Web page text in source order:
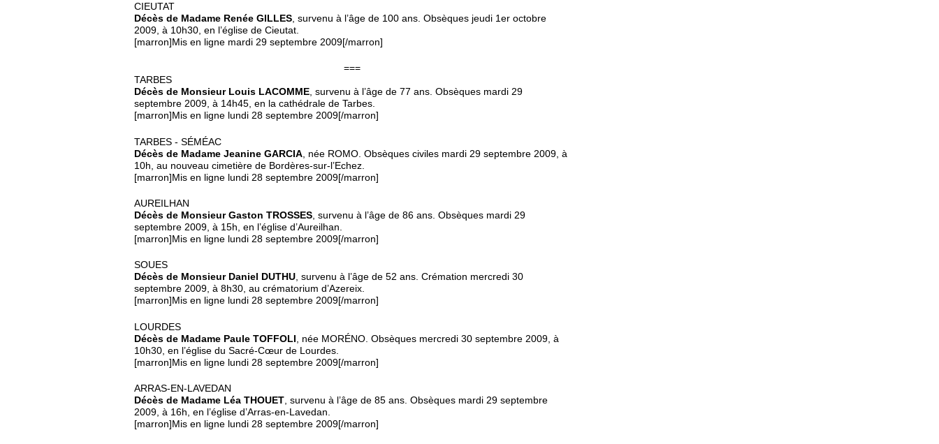
CIEUTAT
Décès de Madame Renée GILLES , survenu à l’âge de 100 ans. Obsèques jeudi 1er octobre
2009, à 10h30, en l’église de Cieutat.
[marron]Mis en ligne mardi 29 septembre 2009[/marron]
===
TARBES
Décès de Monsieur Louis LACOMME, survenu à l’âge de 77 ans. Obsèques mardi 29
septembre 2009, à 14h45, en la cathédrale de Tarbes.
[marron]Mis en ligne lundi 28 septembre 2009[/marron]
TARBES - SÉMÉAC
Décès de Madame Jeanine GARCIA , née ROMO. Obsèques civiles mardi 29 septembre 2009, à
10h, au nouveau cimetière de Bordères-sur-l’Echez.
[marron]Mis en ligne lundi 28 septembre 2009[/marron]
AUREILHAN
Décès de Monsieur Gaston TROSSES, survenu à l’âge de 86 ans. Obsèques mardi 29
septembre 2009, à 15h, en l’église d’Aureilhan.
[marron]Mis en ligne lundi 28 septembre 2009[/marron]
SOUES
Décès de Monsieur Daniel DUTHU, survenu à l’âge de 52 ans. Crémation mercredi 30
septembre 2009, à 8h30, au crématorium d’Azereix.
[marron]Mis en ligne lundi 28 septembre 2009[/marron]
LOURDES
Décès de Madame Paule TOFFOLI
, née MORÉNO. Obsèques mercredi 30 septembre 2009, à
10h30, en l’église du Sacré-Cœur de Lourdes.
[marron]Mis en ligne lundi 28 septembre 2009[/marron]
ARRAS-EN-LAVEDAN
Décès de Madame Léa THOUET, survenu à l’âge de 85 ans. Obsèques mardi 29 septembre
2009, à 16h, en l’église d’Arras-en-Lavedan.
[marron]Mis en ligne lundi 28 septembre 2009[/marron]